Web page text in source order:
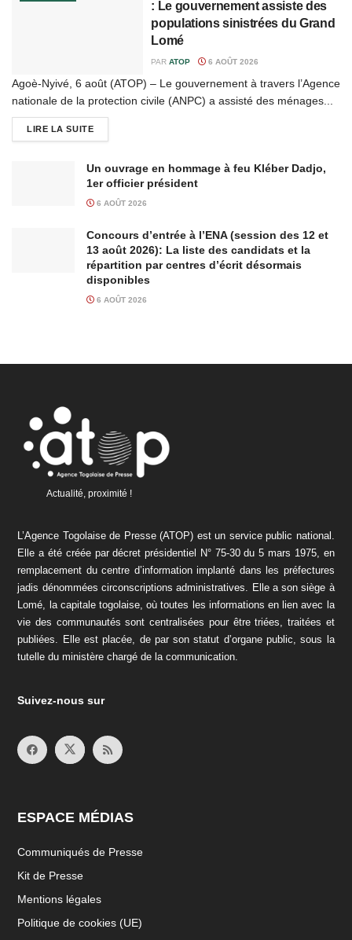
: Le gouvernement assiste des
populations sinistrées du Grand
Lomé
PAR ATOP 6 AOÛT 2026
Agoè-Nyivé, 6 août (ATOP) – Le gouvernement à travers l’Agence
nationale de la protection civile (ANPC) a assisté des ménages...
LIRE LA SUITE
Un ouvrage en hommage à feu Kléber Dadjo,
1er officier président
6 AOÛT 2026
Concours d’entrée à l’ENA (session des 12 et
13 août 2026): La liste des candidats et la
répartition par centres d’écrit désormais
disponibles
6 AOÛT 2026
Actualité, proximité !
L’Agence Togolaise de Presse (ATOP) est un service public national.
Elle a été créée par décret présidentiel N° 75-30 du 5 mars 1975, en
remplacement du centre d’information implanté dans les préfectures
jadis dénommées circonscriptions administratives. Elle a son siège à
Lomé, la capitale togolaise, où toutes les informations en lien avec la
vie des communautés sont centralisées pour être triées, traitées et
publiées. Elle est placée, de par son statut d’organe public, sous la
tutelle du ministère chargé de la communication.
Suivez-nous sur
ESPACE MÉDIAS
Communiqués de Presse
Kit de Presse
Mentions légales
Politique de cookies (UE)